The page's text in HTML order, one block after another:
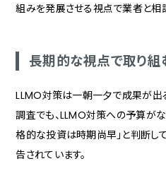
組みを発展させる視点で業者と相
長期的な視点で取り組
LLMO対策は一朝一夕で成果が出
調査でも、LLMO対策への予算が
格的な投資は時期尚早」と判断し
告されています。